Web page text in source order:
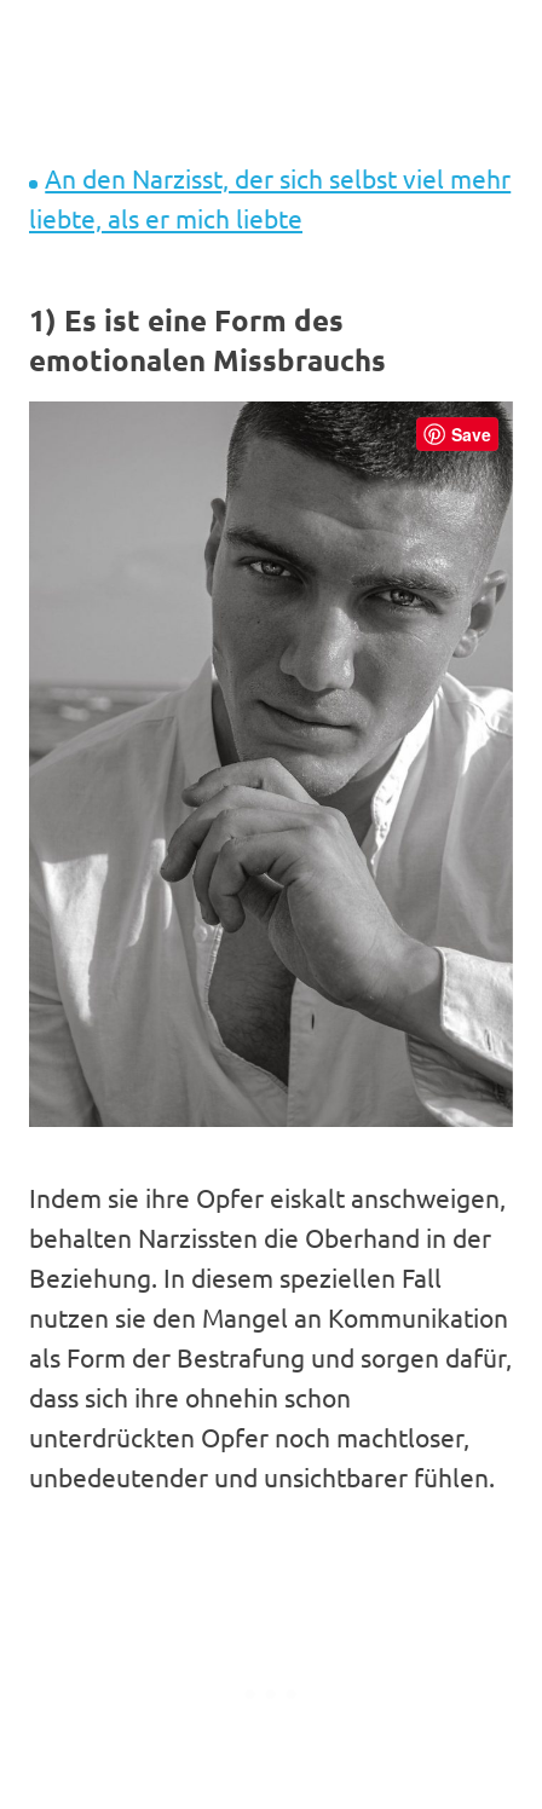
An den Narzisst, der sich selbst viel mehr
liebte, als er mich liebte
1) Es ist eine Form des
emotionalen Missbrauchs
Save
Indem sie ihre Opfer eiskalt anschweigen,
behalten Narzissten die Oberhand in der
Beziehung. In diesem speziellen Fall
nutzen sie den Mangel an Kommunikation
als Form der Bestrafung und sorgen dafür,
dass sich ihre ohnehin schon
unterdrückten Opfer noch machtloser,
unbedeutender und unsichtbarer fühlen.